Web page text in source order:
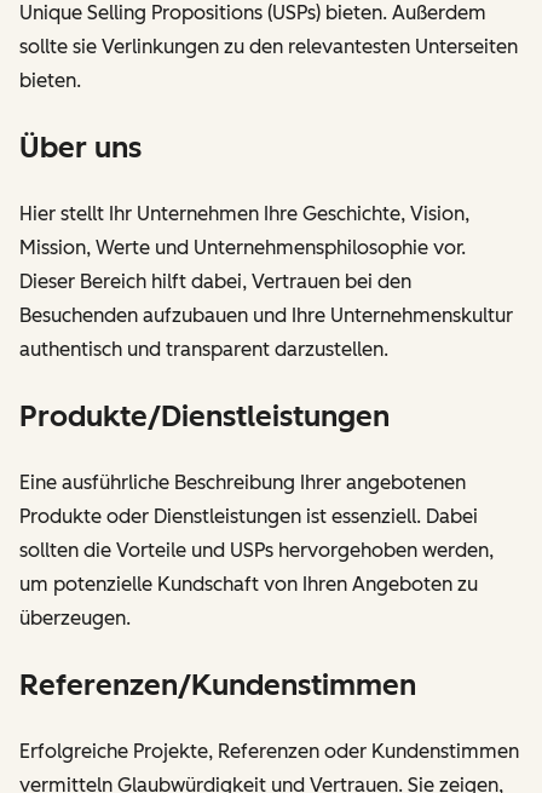
Unique Selling Propositions (USPs) bieten. Außerdem
sollte sie Verlinkungen zu den relevantesten Unterseiten
bieten.
Über uns
Hier stellt Ihr Unternehmen Ihre Geschichte, Vision,
Mission, Werte und Unternehmensphilosophie vor.
Dieser Bereich hilft dabei, Vertrauen bei den
Besuchenden aufzubauen und Ihre Unternehmenskultur
authentisch und transparent darzustellen.
Produkte/Dienstleistungen
Eine ausführliche Beschreibung Ihrer angebotenen
Produkte oder Dienstleistungen ist essenziell. Dabei
sollten die Vorteile und USPs hervorgehoben werden,
um potenzielle Kundschaft von Ihren Angeboten zu
überzeugen.
Referenzen/Kundenstimmen
Erfolgreiche Projekte, Referenzen oder Kundenstimmen
vermitteln Glaubwürdigkeit und Vertrauen. Sie zeigen,